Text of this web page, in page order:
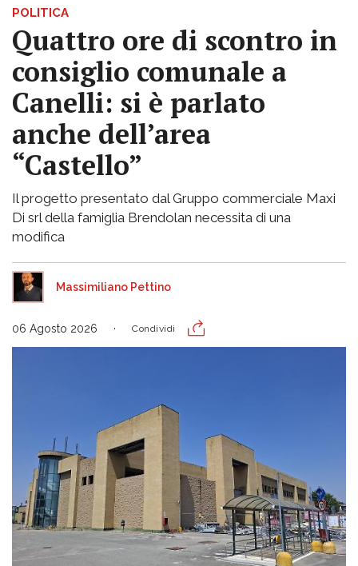
POLITICA
Quattro ore di scontro in
consiglio comunale a
Canelli: si è parlato
anche dell’area
“Castello”
Il progetto presentato dal Gruppo commerciale Maxi
Di srl della famiglia Brendolan necessita di una
modifica
Massimiliano Pettino
06 Agosto 2026 Condividi